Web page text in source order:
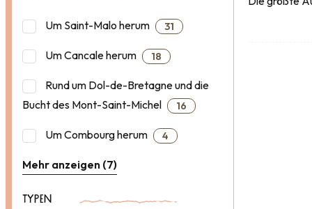
Um Saint-Malo herum 31
Um Cancale herum 18
Rund um Dol-de-Bretagne und die
Bucht des Mont-Saint-Michel
16
Um Combourg herum 4
Mehr anzeigen (7)
TYPEN